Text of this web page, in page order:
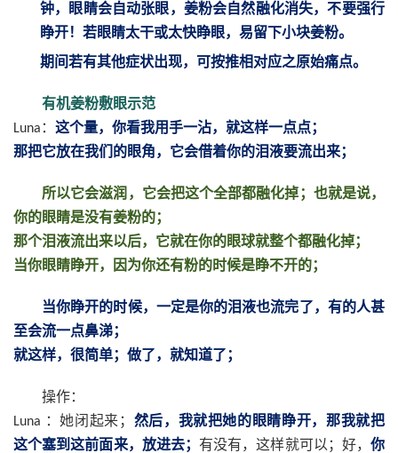
钟，眼睛会自动张眼，姜粉会自然融化消失，不要强行
睁开！若眼睛太干或太快睁眼，易留下小块姜粉。
期间若有其他症状出现，可按推相对应之原始痛点。
有机姜粉敷眼示范
Luna ： 这个量，你看我用手一沾，就这样一点点；
那把它放在我们的眼角，它会借着你的泪液要流出来；
所以它会滋润，它会把这个全部都融化掉；也就是说，
你的眼睛是没有姜粉的；
那个泪液流出来以后，它就在你的眼球就整个都融化掉；
当你眼睛睁开，因为你还有粉的时候是睁不开的；
当你睁开的时候，一定是你的泪液也流完了，有的人甚
至会流一点鼻涕；
就这样，很简单；做了，就知道了；
操作：
Luna ：她闭起来； 然后，我就把她的眼睛睁开，那我就把
这个塞到这前面来，放进去； 有没有，这样就可以；好，你